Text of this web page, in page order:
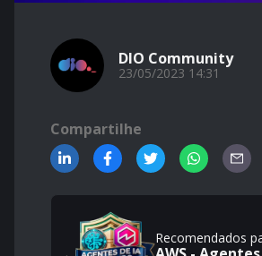
DIO Community
23/05/2023 14:31
Compartilhe
Recomendados